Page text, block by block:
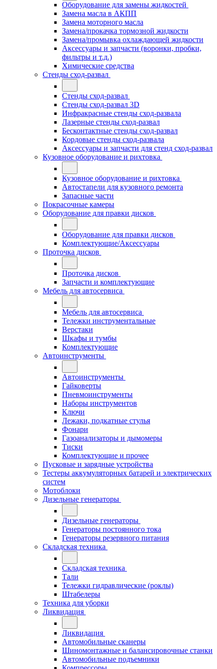
Оборудование для замены жидкостей
Замена масла в АКПП
Замена моторного масла
Замена/прокачка тормозной жидкости
Замена/промывка охлаждающей жидкости
Аксессуары и запчасти (воронки, пробки,
фильтры и т.д.)
Химические средства
Стенды сход-развал
Стенды сход-развал
Стенды сход-развал 3D
Инфракрасные стенды сход-развала
Лазерные стенды сход-развал
Бесконтактные стенды сход-развал
Кордовые стенды сход-развала
Аксессуары и запчасти для стенд сход-развал
Кузовное оборудование и рихтовка
Кузовное оборудование и рихтовка
Автостапели для кузовного ремонта
Запасные части
Покрасочные камеры
Оборудование для правки дисков
Оборудование для правки дисков
Комплектующие/Аксессуары
Проточка дисков
Проточка дисков
Запчасти и комплектующие
Мебель для автосервиса
Мебель для автосервиса
Тележки инструментальные
Верстаки
Шкафы и тумбы
Комплектующие
Автоинструменты
Автоинструменты
Гайковерты
Пневмоинструменты
Наборы инструментов
Ключи
Лежаки, подкатные стулья
Фонари
Газоанализаторы и дымомеры
Тиски
Комплектующие и прочее
Пусковые и зарядные устройства
Тестеры аккумуляторных батарей и электрических
систем
Мотоблоки
Дизельные генераторы
Дизельные генераторы
Генераторы постоянного тока
Генераторы резервного питания
Складская техника
Складская техника
Тали
Тележки гидравлические (роклы)
Штабелеры
Техника для уборки
Ликвидация
Ликвидация
Автомобильные сканеры
Шиномонтажные и балансировочные станки
Автомобильные подъемники